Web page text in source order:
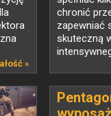
»
chronić
zapewniać
skuteczną